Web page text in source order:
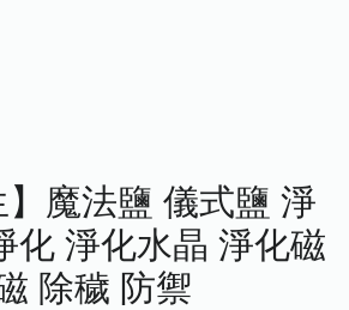
】魔法鹽 儀式鹽 淨
化 淨化水晶 淨化磁
除穢 防禦